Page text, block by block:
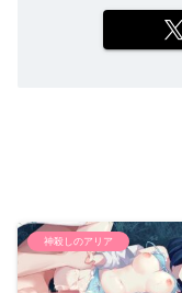
神殺しのアリア